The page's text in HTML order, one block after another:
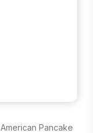
American Pancake